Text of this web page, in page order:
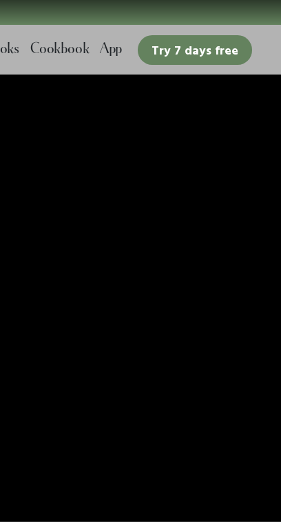
Cookbook App Try 7 days free